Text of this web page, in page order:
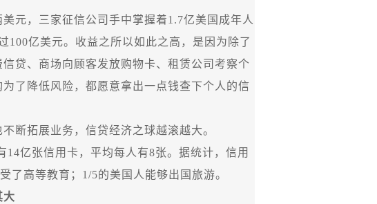
元，三家征信公司手中掌握着1.7亿美国成年人
100亿美元。收益之所以如此之高，是因为除了
贷、商场向顾客发放购物卡、租赁公司考察个
了降低风险，都愿意拿出一点钱查下个人的信
拓展业务，信贷经济之球越滚越大。
14亿张信用卡，平均每人有8张。据统计，信用
了高等教育； 1/5的美国人能够出国旅游。
大